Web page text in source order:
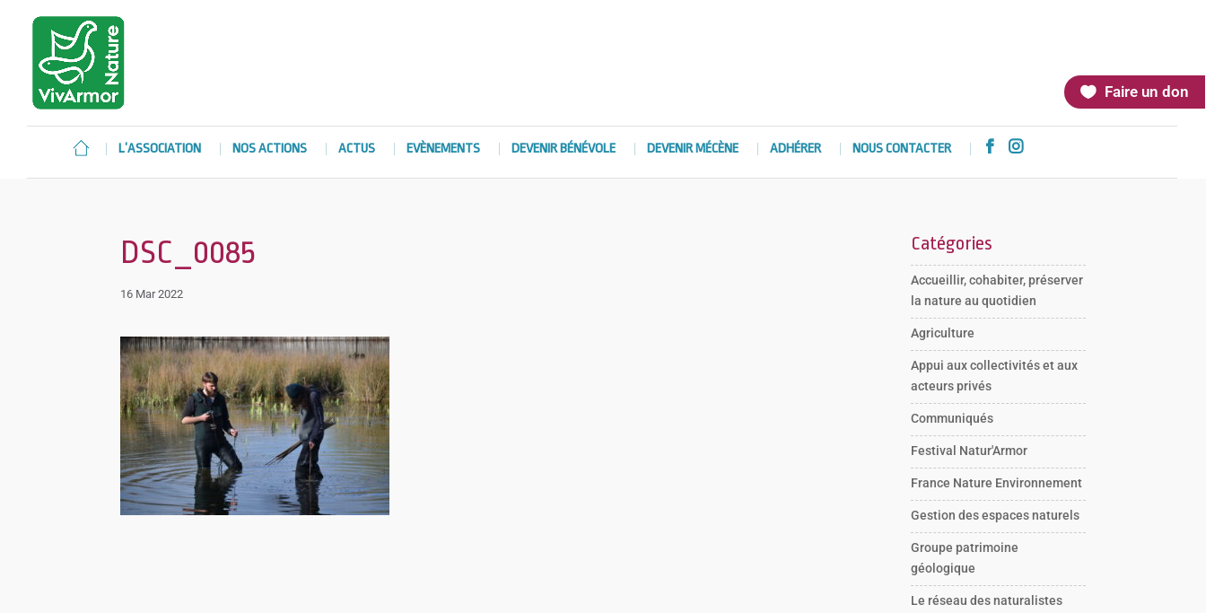
Faire un don
L’ASSOCIATION NOS ACTIONS ACTUS EVÈNEMENTS DEVENIR BÉNÉVOLE DEVENIR MÉCÈNE ADHÉRER NOUS CONTACTER  
DSC_0085
16 Mar 2022
Catégories
Accueillir, cohabiter, préserver
la nature au quotidien
Agriculture
Appui aux collectivités et aux
acteurs privés
Communiqués
Festival Natur'Armor
France Nature Environnement
Gestion des espaces naturels
Groupe patrimoine
géologique
Le réseau des naturalistes